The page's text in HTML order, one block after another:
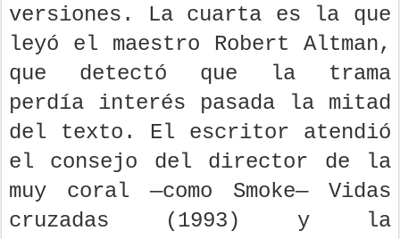
versiones. La cuarta es la que
leyó el maestro Robert Altman,
que detectó que la trama
perdía interés pasada la mitad
del texto. El escritor atendió
el consejo del director de la
muy coral —como Smoke— Vidas
cruzadas (1993) y la